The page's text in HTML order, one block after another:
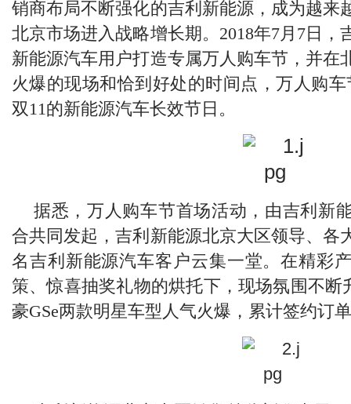
销商布局不断强化的吉利新能源，成为越来
北京市场进入战略增长期。2018年7月7日，
新能源汽车用户打造专属万人购车节，并在
火爆的现场和恰到好处的时间点，万人购
双11的新能源汽车长效节日。
据悉，万人购车节首场活动，由吉利新
合共同发起，吉利新能源北京大区领导、各
名吉利新能源汽车客户云集一堂。在精彩
策、惊喜抽奖礼物的烘托下，现场氛围不断
豪GSe两款明星车型人气火爆，累计签约订单